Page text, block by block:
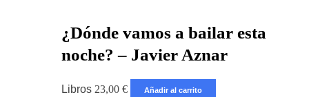
¿Dónde vamos a bailar esta
noche? – Javier Aznar
Libros 23,00€ Añadir al carrito